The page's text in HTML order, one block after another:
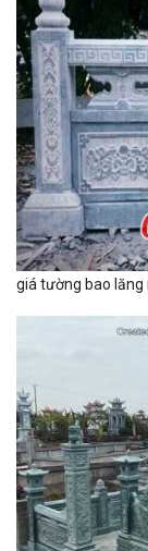
giá tường bao lăng